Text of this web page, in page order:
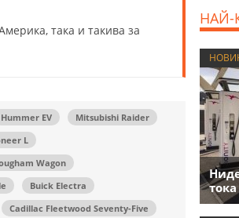
така и такива за
Hummer EV
Mitsubishi Raider
L
Wagon
Buick Electra
Cadillac Fleetwood Seventy-Five
НАЙ-